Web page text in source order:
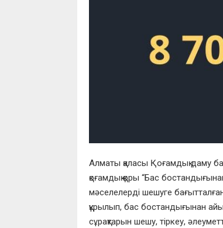
Алматы қаласы Қоғамдық даму
қоғамдық қоры “Бас
мәселелерді шешуге
құрылып, бас бостандығынан
сұрақтарын шешу, тіркеу,